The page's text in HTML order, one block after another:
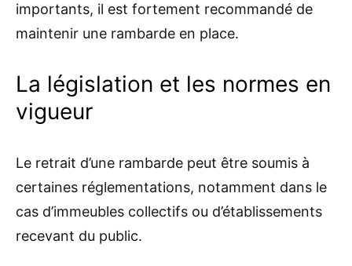
importants, il est fortement recommandé de
maintenir une rambarde en place.
La législation et les normes en
vigueur
Le retrait d’une rambarde peut être soumis à
certaines réglementations, notamment dans le
cas d’immeubles collectifs ou d’établissements
recevant du public.